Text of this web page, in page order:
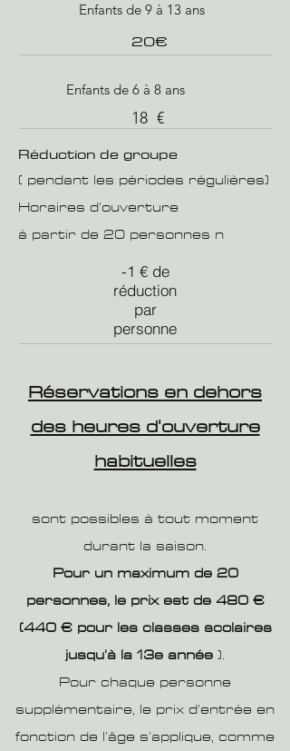
Enfants de 9 à 13 ans
20€
Enfants de 6 à 8 ans
18 €
Réduction de groupe
( pendant les périodes régulières)
Horaires d'ouverture
à partir de 20 personnes n
-1 € de
réduction
par
personne
Réservations en dehors
des heures d'ouverture
habituelles
sont possibles à tout moment
durant la saison.
Pour un maximum de 20
personnes, le prix est de 480 €
(440 € pour les classes scolaires
jusqu'à la 13e année).
Pour chaque personne
supplémentaire, le prix d'entrée en
fonction de l'âge s'applique, comme